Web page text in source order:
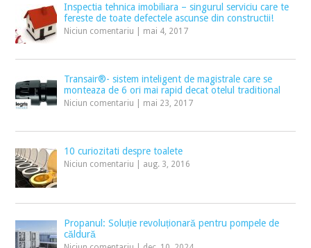
Inspectia tehnica imobiliara – singurul serviciu care te
fereste de toate defectele ascunse din constructii!
Niciun comentariu mai 4, 2017
Transair®- sistem inteligent de magistrale care se
monteaza de 6 ori mai rapid decat otelul traditional
Niciun comentariu mai 23, 2017
10 curiozitati despre toalete
Niciun comentariu aug. 3, 2016
Propanul: Soluție revoluționară pentru pompele de
căldură